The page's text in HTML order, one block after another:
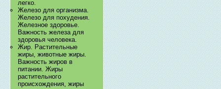
легко.
Железо для организма.
Железо для похудения.
Железное здоровье.
Важность железа для
здоровья человека.
Жир. Растительные
жиры, животные жиры.
Важность жиров в
питании. Жиры
растительного
происхождения, жиры